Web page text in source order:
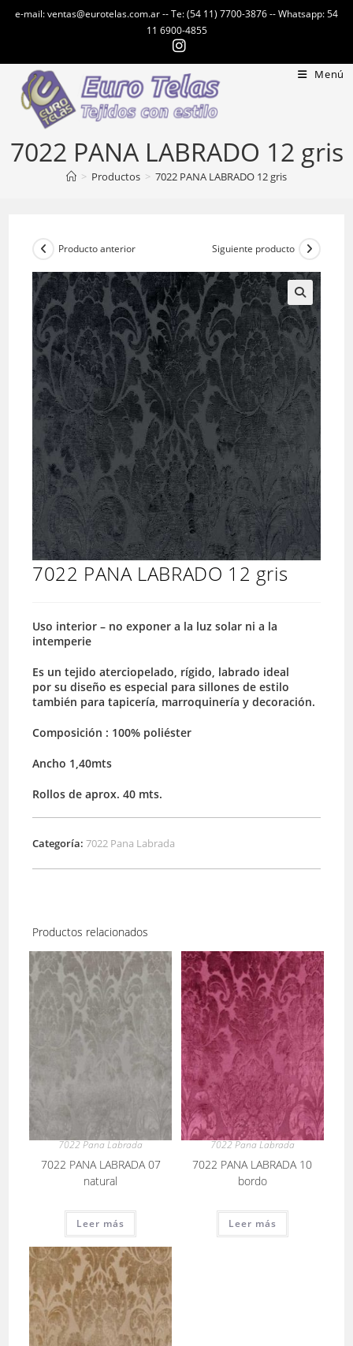
e-mail: ventas@eurotelas.com.ar -- Te: (54 11) 7700-3876 -- Whatsapp: 54
11 6900-4855
Menú
7022 PANA LABRADO 12 gris
> Productos > 7022 PANA LABRADO 12 gris
Producto anterior Siguiente producto
7022 PANA LABRADO 12 gris
Uso interior – no exponer a la luz solar ni a la
intemperie
Es un tejido aterciopelado, rígido, labrado ideal
por su diseño es especial para sillones de estilo
también para tapicería, marroquinería y decoración.
Composición : 100% poliéster
Ancho 1,40mts
Rollos de aprox. 40 mts.
Categoría:7022 Pana Labrada
Productos relacionados
7022 Pana Labrada
7022 PANA LABRADA 07
natural
Leer más
7022 Pana Labrada
7022 PANA LABRADA 10
bordo
Leer más